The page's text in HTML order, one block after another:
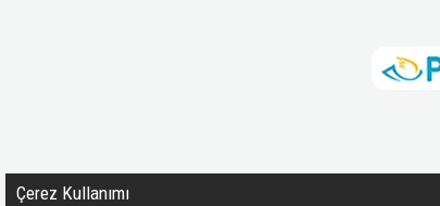
Çerez Kullanımı